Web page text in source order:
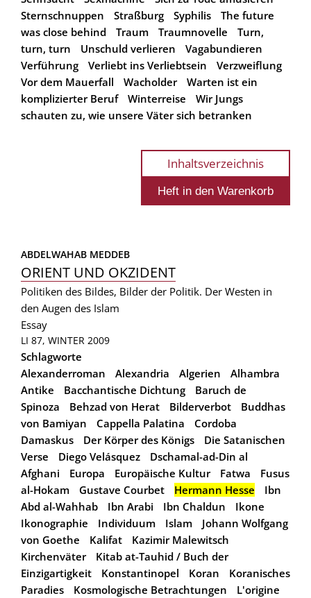
Sternschnuppen
Straßburg Syphilis
The future
was close behind
Traum Traumnovelle
Turn,
turn, turn
Unschuld verlieren
Vagabundieren
Verführung
Verliebt ins Verliebtsein
Verzweiflung
Vor dem Mauerfall
Wacholder
Warten ist ein
komplizierter Beruf
Winterreise
Wir Jungs
schauten zu, wie unsere Väter sich betranken
Inhaltsverzeichnis
ABDELWAHAB MEDDEB
ORIENT UND OKZIDENT
Politiken des Bildes, Bilder der Politik. Der Westen in
den Augen des Islam
Essay
LI 87, WINTER 2009
Schlagworte
Alexanderroman
Alexandria Algerien
Alhambra
Antike
Bacchantische Dichtung
Baruch de
Spinoza
Behzad von Herat Bilderverbot
Buddhas
von Bamiyan
Cappella Palatina
Cordoba
Damaskus
Der Körper des Königs
Die Satanischen
Verse
Diego Velásquez
Dschamal-ad-Din al
Afghani
Europa Europäische Kultur Fatwa
Fusus
al-Hokam
Gustave Courbet Hermann Hesse
Ibn
Abd al-Wahhab
Ibn Arabi Ibn Chaldun
Ikone
Ikonographie
Individuum Islam
Johann Wolfgang
von Goethe
Kalifat
Kazimir Malewitsch
Kirchenväter
Kitab at-Tauhid / Buch der
Einzigartigkeit
Konstantinopel Koran
Koranisches
Paradies
Kosmologische Betrachtungen
L'origine